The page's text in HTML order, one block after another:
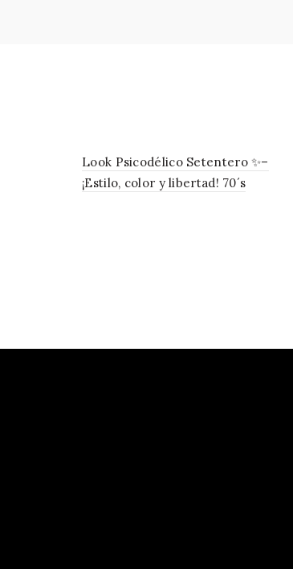
Look Psicodélico Setentero ✨–
¡Estilo, color y libertad! 70´s